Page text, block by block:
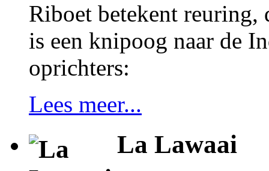
Riboet betekent reuring,
is een knipoog naar de
oprichters:
Lees meer...
La Lawaai